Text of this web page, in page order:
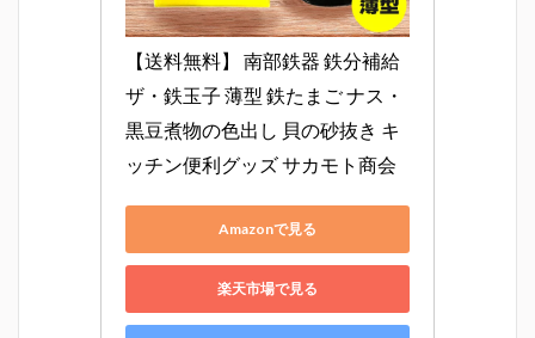
【送料無料】 南部鉄器 鉄分補給
ザ・鉄玉子 薄型 鉄たまご ナス・
黒豆煮物の色出し 貝の砂抜き キ
ッチン便利グッズ サカモト商会
Amazonで見る
楽天市場で見る